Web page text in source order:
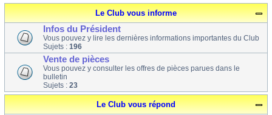
Le Club vous informe
Infos du Président
Vous pouvez y lire les dernières informations importantes du Club
Sujets : 196
Vente de pièces
Vous pouvez y consulter les offres de pièces parues dans le
bulletin
Sujets : 23
Le Club vous répond